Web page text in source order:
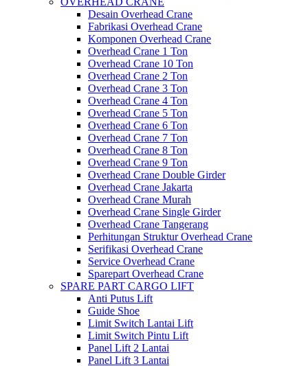
Desain Overhead Crane
Fabrikasi Overhead Crane
Komponen Overhead Crane
Overhead Crane 1 Ton
Overhead Crane 10 Ton
Overhead Crane 2 Ton
Overhead Crane 3 Ton
Overhead Crane 4 Ton
Overhead Crane 5 Ton
Overhead Crane 6 Ton
Overhead Crane 7 Ton
Overhead Crane 8 Ton
Overhead Crane 9 Ton
Overhead Crane Double Girder
Overhead Crane Jakarta
Overhead Crane Murah
Overhead Crane Single Girder
Overhead Crane Tangerang
Perhitungan Struktur Overhead Crane
Serifikasi Overhead Crane
Service Overhead Crane
Sparepart Overhead Crane
SPARE PART CARGO LIFT
Anti Putus Lift
Guide Shoe
Limit Switch Lantai Lift
Limit Switch Pintu Lift
Panel Lift 2 Lantai
Panel Lift 3 Lantai